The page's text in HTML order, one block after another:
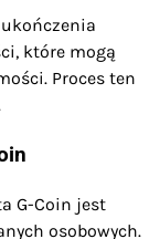
które mogą
Proces ten
G-Coin jest
osobowych.